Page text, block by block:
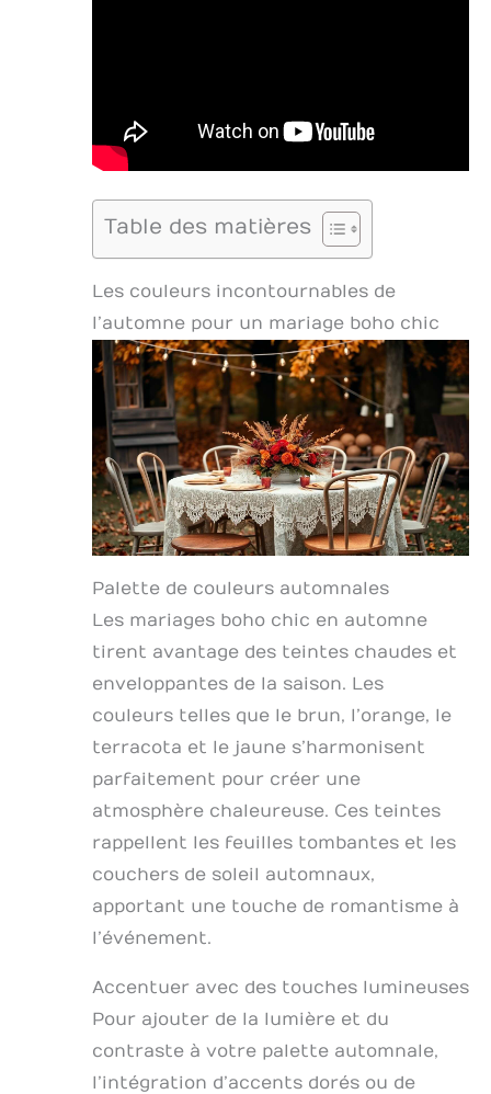
Table des matières
Les couleurs incontournables de
l’automne pour un mariage boho chic
Palette de couleurs automnales
Les mariages boho chic en automne
tirent avantage des teintes chaudes et
enveloppantes de la saison. Les
couleurs telles que le brun, l’orange, le
terracota et le jaune s’harmonisent
parfaitement pour créer une
atmosphère chaleureuse. Ces teintes
rappellent les feuilles tombantes et les
couchers de soleil automnaux,
apportant une touche de romantisme à
l’événement.
Accentuer avec des touches lumineuses
Pour ajouter de la lumière et du
contraste à votre palette automnale,
l’intégration d’accents dorés ou de